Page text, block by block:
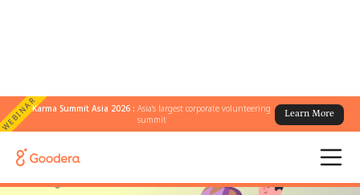
WEBINARKarma Summit Asia 2026 :Asia's largest corporate volunteering
summit
Learn More
← Todos los blogs
impacto real en 2025